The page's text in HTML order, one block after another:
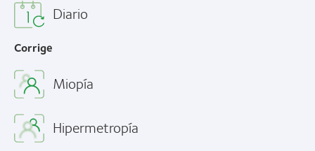
Diario
Corrige
Miopía
Hipermetropía